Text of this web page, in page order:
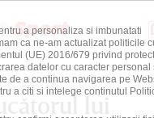
lui
a personaliza si imbunatati
ca ne-am actualizat politicile
(UE) 2016/679 privind
datelor cu caracter personal
de a continua navigarea pe
a citi si intelege continutul